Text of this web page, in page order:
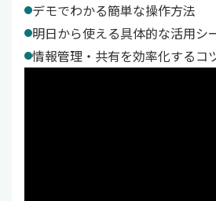
デモでわかる簡単な操作方法
明日から使える具体的な活用シ
情報管理・共有を効率化するコ